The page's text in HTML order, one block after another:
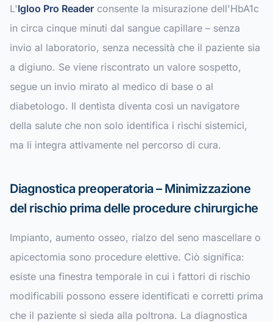
L'Igloo Pro Reader consente la misurazione dell'HbA1c
in circa cinque minuti dal sangue capillare – senza
invio al laboratorio, senza necessità che il paziente sia
a digiuno. Se viene riscontrato un valore sospetto,
segue un invio mirato al medico di base o al
diabetologo. Il dentista diventa così un navigatore
della salute che non solo identifica i rischi sistemici,
ma li integra attivamente nel percorso di cura.
Diagnostica preoperatoria – Minimizzazione
del rischio prima delle procedure chirurgiche
Impianto, aumento osseo, rialzo del seno mascellare o
apicectomia sono procedure elettive. Ciò significa:
esiste una finestra temporale in cui i fattori di rischio
modificabili possono essere identificati e corretti prima
che il paziente si sieda alla poltrona. La diagnostica